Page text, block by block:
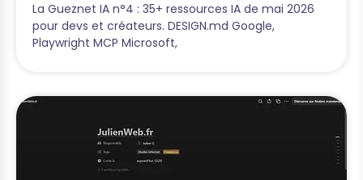
La Gueznet IA n°4 : 35+ ressources IA de mai 2026
pour devs et créateurs. DESIGN.md Google,
Playwright MCP Microsoft,